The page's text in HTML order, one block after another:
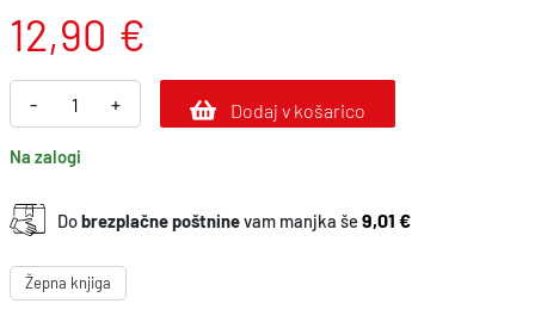
12,90 €
-
e
z
n
a
n
e
+ Dodaj v košarico
Na zalogi
Dobrezplačne poštninevam manjka še9,01 €
Žepna knjiga